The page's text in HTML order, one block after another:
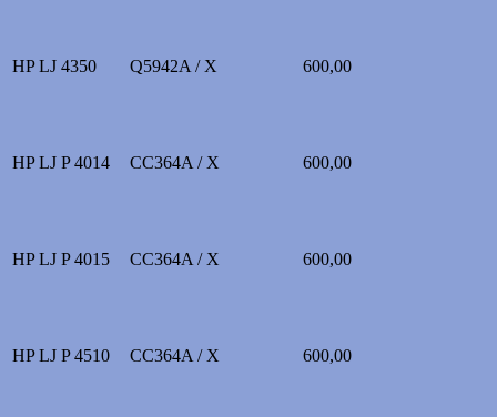
HP LJ 4350 Q5942A / X 600,00
HP LJ P 4014 CC364A / X 600,00
HP LJ P 4015 CC364A / X 600,00
HP LJ P 4510 CC364A / X 600,00